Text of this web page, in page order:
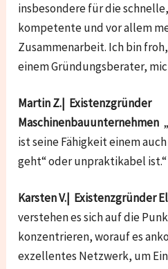
insbesondere für die
kompetente und vor allem
Zusammenarbeit. Ich bin
einem Gründungsberater,
Martin Z.| Existenzgründer
Maschinenbauunternehmen
ist seine Fähigkeit einem
geht“ oder unpraktikabel ist.“
Karsten V.| Existenzgründer
verstehen es sich auf die
konzentrieren, worauf es
exzellentes Netzwerk, um